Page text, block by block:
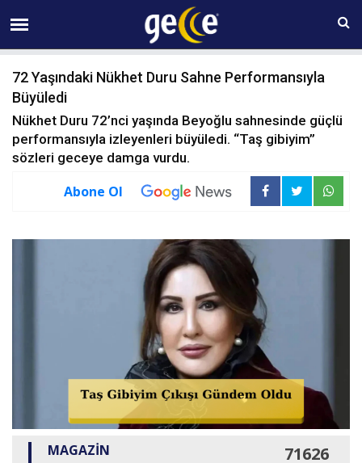
08 AĞUSTOS Cumartesi 01:38
72 Yaşındaki Nükhet Duru Sahne Performansıyla
Büyüledi
Nükhet Duru 72’nci yaşında Beyoğlu sahnesinde güçlü
performansıyla izleyenleri büyüledi. “Taş gibiyim”
sözleri geceye damga vurdu.
Abone Ol
MAGAZİN 71626